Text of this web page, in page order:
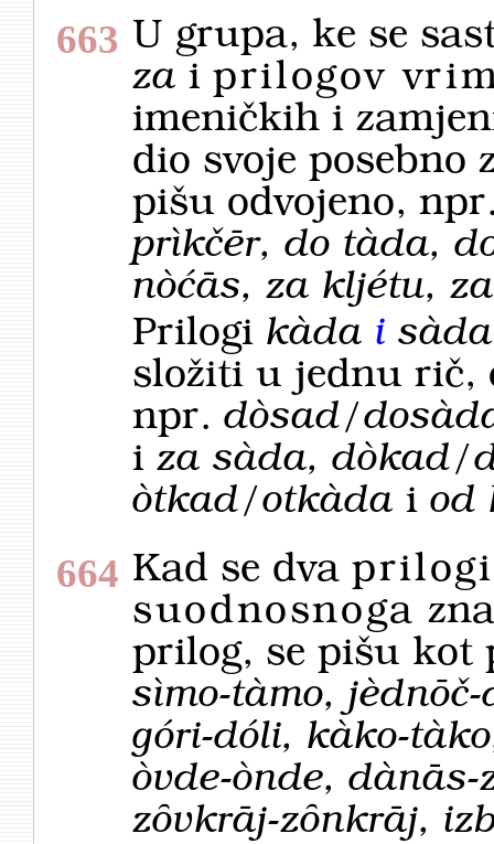
663 U grupa, ke se
za i prilogov
imeničkih i
dio svoje posebno
pišu odvojeno,
prìkčēr, do tàda,
nòćās, za kljétu,
Prilogi kàda i sàda
složiti u jednu rič,
npr. dòsad/
i za sàda, dòkad/
òtkad/otkàda i od
664 Kad se dva
suodnosnoga
prilog, se pišu kot
sìmo-tàmo,
góri-dóli, kàko-
òvde-ònde,
zȏvkrāj-zȏnkrāj,